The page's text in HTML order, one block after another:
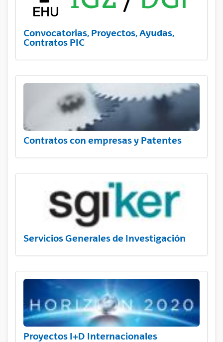
Convocatorias, Proyectos, Ayudas,
Contratos PIC
Contratos con empresas y Patentes
Servicios Generales de Investigación
Proyectos I+D Internacionales